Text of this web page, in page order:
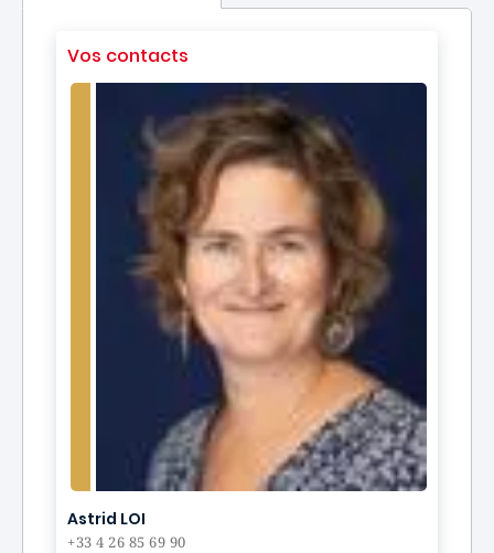
Vos contacts
Astrid LOI
+33 4 26 85 69 90